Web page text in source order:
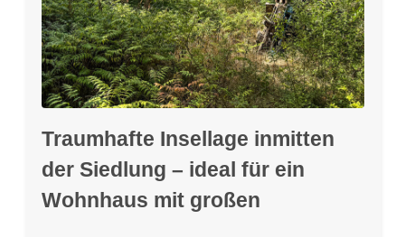
Traumhafte Insellage inmitten
der Siedlung – ideal für ein
Wohnhaus mit großen